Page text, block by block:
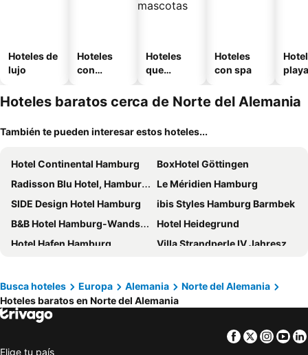
Hoteles de
lujo
Hoteles
con
Hoteles
que
mascotas
Hoteles
con spa
playa
Hoteles baratos cerca de Norte del Alemania
También te pueden interesar estos hoteles...
Hotel Continental Hamburg
BoxHotel Göttingen
Radisson Blu Hotel, Hamburg Airport
Le Méridien Hamburg
SIDE Design Hotel Hamburg
ibis Styles Hamburg Barmbek
B&B Hotel Hamburg-Wandsbek
Hotel Heidegrund
Hotel Hafen Hamburg
Villa Strandperle IV Jahreszeiten
Das Schokoladenhotel
Romantik Hotel Jagdhaus Eiden am See
Hotel Atlantic Hamburg, Autograph Collection
Hotel Forellenhof
Holiday Inn Osnabruck By Ihg
PIERDREI Hotel HafenCity Hamburg
Busca hoteles Europa Alemania
Norte del Alemania
Hoteles baratos en Norte del Alemania
Facebook
Twitter
Elige tu país